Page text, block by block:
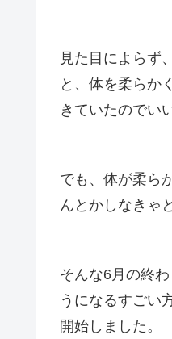
見た目によらず
と、体を柔らか
きていたのでい
でも、体が柔ら
んとかしなきゃ
そんな6月の終
うになるすごい
開始しました。